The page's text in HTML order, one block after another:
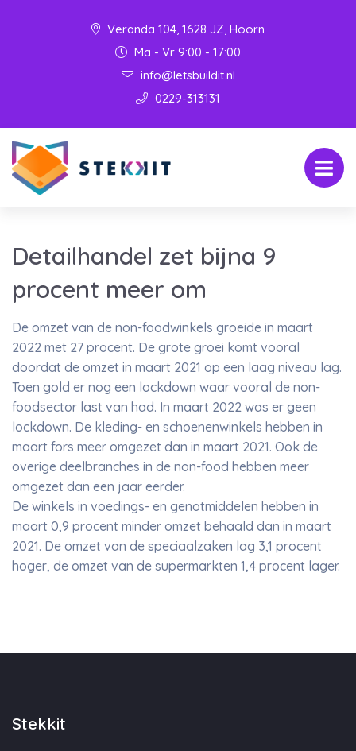
Veranda 104, 1628 JZ, Hoorn
Ma - Vr 9:00 - 17:00
info@letsbuildit.nl
0229-313131
Detailhandel zet bijna 9
procent meer om
De omzet van de non-foodwinkels groeide in maart
2022 met 27 procent. De grote groei komt vooral
doordat de omzet in maart 2021 op een laag niveau lag.
Toen gold er nog een lockdown waar vooral de non-
foodsector last van had. In maart 2022 was er geen
lockdown. De kleding- en schoenenwinkels hebben in
maart fors meer omgezet dan in maart 2021. Ook de
overige deelbranches in de non-food hebben meer
omgezet dan een jaar eerder.
De winkels in voedings- en genotmiddelen hebben in
maart 0,9 procent minder omzet behaald dan in maart
2021. De omzet van de speciaalzaken lag 3,1 procent
hoger, de omzet van de supermarkten 1,4 procent lager.
Stekkit